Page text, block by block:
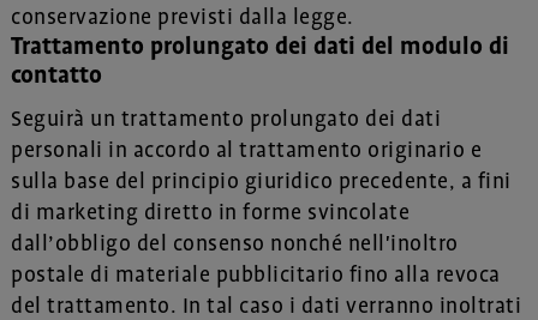
conservazione previsti dalla legge.
Trattamento prolungato dei dati del modulo di
contatto
Seguirà un trattamento prolungato dei dati
personali in accordo al trattamento originario e
sulla base del principio giuridico precedente, a fini
di marketing diretto in forme svincolate
dall’obbligo del consenso nonché nell'inoltro
postale di materiale pubblicitario fino alla revoca
del trattamento. In tal caso i dati verranno inoltrati